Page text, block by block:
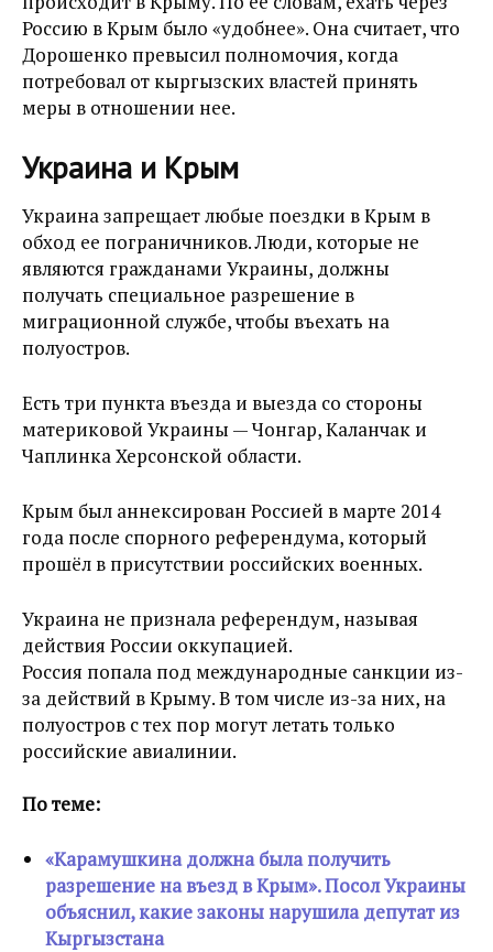
Россию в Крым было «удобнее». Она считает, что
Дорошенко превысил полномочия, когда
потребовал от кыргызских властей принять
меры в отношении нее.
Украина и Крым
Украина запрещает любые поездки в Крым в
обход ее пограничников. Люди, которые не
являются гражданами Украины, должны
получать специальное разрешение в
миграционной службе, чтобы въехать на
полуостров.
Есть три пункта въезда и выезда со стороны
материковой Украины — Чонгар, Каланчак и
Чаплинка Херсонской области.
Крым был аннексирован Россией в марте 2014
года после спорного референдума, который
прошёл в присутствии российских военных.
Украина не признала референдум, называя
действия России оккупацией.
Россия попала под международные санкции из-
за действий в Крыму. В том числе из-за них, на
полуостров с тех пор могут летать только
российские авиалинии.
По теме:
«Карамушкина должна была получить
разрешение на въезд в Крым». Посол Украины
объяснил, какие законы нарушила депутат из
Кыргызстана